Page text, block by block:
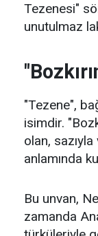
Tezenesi"
unutulmaz
"Tezene",
isimdir.
olan,
anlamında
Bu unvan,
zamanda